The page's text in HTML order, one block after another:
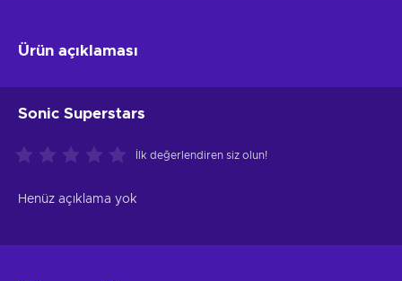
Ürün açıklaması
Sonic Superstars
İlk değerlendiren siz olun!
Henüz açıklama yok